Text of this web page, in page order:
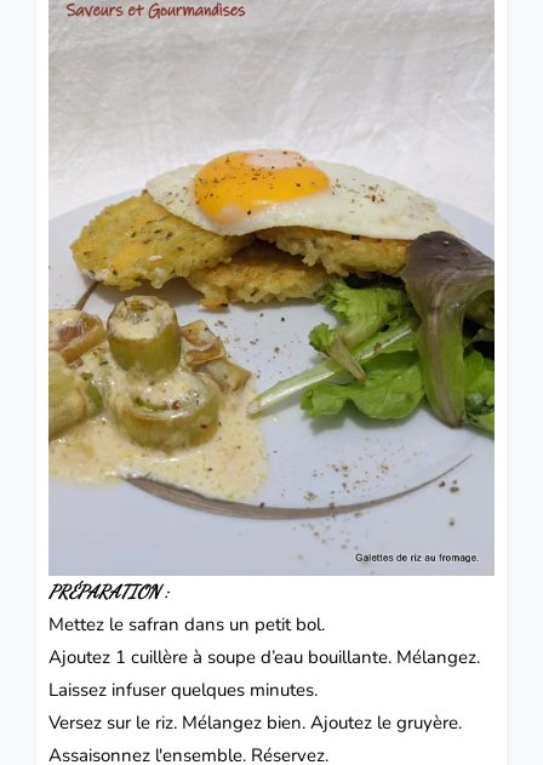
PRÉPARATION:
Mettez le safran dans un petit bol.
Ajoutez 1 cuillère à soupe d’eau bouillante. Mélangez.
Laissez infuser quelques minutes.
Versez sur le riz. Mélangez bien. Ajoutez le gruyère.
Assaisonnez l'ensemble. Réservez.